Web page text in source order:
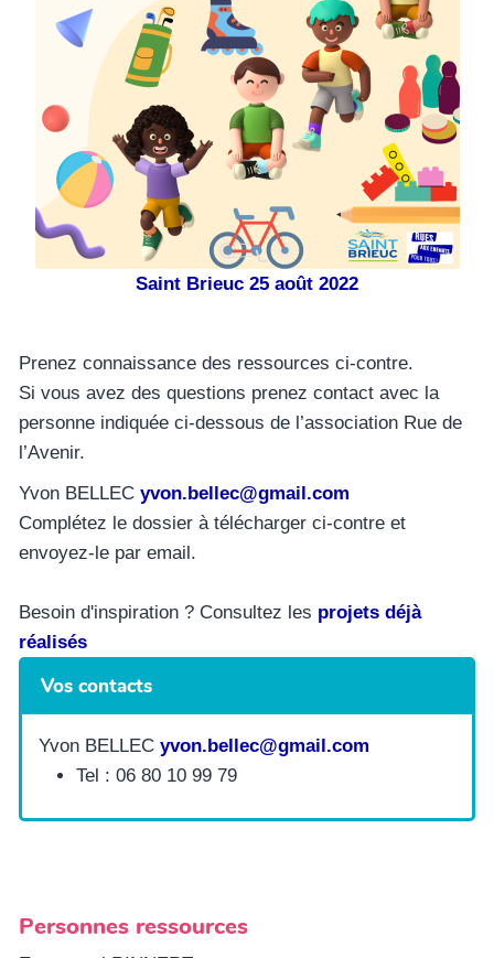
Saint Brieuc 25 août 2022
Prenez connaissance des ressources ci-contre.
Si vous avez des questions prenez contact avec la
personne indiquée ci-dessous de l’association Rue de
l’Avenir.
Yvon BELLEC yvon.bellec@gmail.com
Complétez le dossier à télécharger ci-contre et
envoyez-le par email.
Besoin d'inspiration ? Consultez les projets déjà
réalisés
Vos contacts
Yvon BELLEC yvon.bellec@gmail.com
Tel : 06 80 10 99 79
Personnes ressources